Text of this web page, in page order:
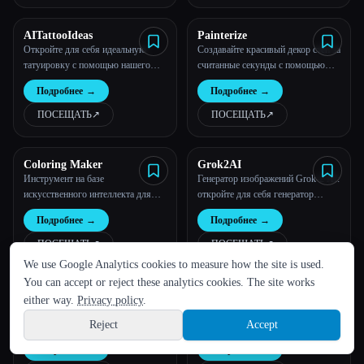
ЯЗЫК
English español Français Русский 简体中文
Hindi
Sign up
AITattooIdeas
Откройте для себя идеальную
татуировку с помощью нашего
генератора татуировок с
искусственным интеллектом
Подробнее →
ПОСЕЩАТЬ↗︎
Painterize
Создавайте красивый декор стен за
считанные секунды с помощью
искусственного интеллекта
Подробнее →
ПОСЕЩАТЬ↗︎
Coloring Maker
Инструмент на базе
искусственного интеллекта для
создания собственных раскрасок.
Идеально подходит для детей,
учителей и всех, кто любит
Подробнее →
ПОСЕЩАТЬ↗︎
Grok2AI
Генератор изображений Grok-2 AI:
откройте для себя генератор
изображений Grok-2 AI,
использующий передовую модель
Flux AI для создания
искусства на основе
искусственного интеллекта.
Подробнее →
ПОСЕЩАТЬ↗︎
Aitubo.
Модель Aitubo Flux:
революционная технология
генерации изображений
Фабрика комиксов с
искусственным интеллектом -
создайте свой комикс
We use Google Analytics cookies to measure how the site is used.
You can accept or reject these analytics cookies. The site works
either way. Privacy policy.
Reject
Accept